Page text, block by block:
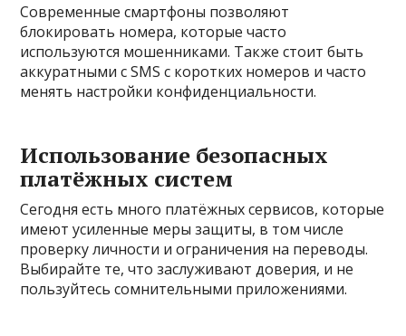
Современные смартфоны позволяют
блокировать номера, которые часто
используются мошенниками. Также стоит быть
аккуратными с SMS с коротких номеров и часто
менять настройки конфиденциальности.
Использование безопасных
платёжных систем
Сегодня есть много платёжных сервисов, которые
имеют усиленные меры защиты, в том числе
проверку личности и ограничения на переводы.
Выбирайте те, что заслуживают доверия, и не
пользуйтесь сомнительными приложениями.